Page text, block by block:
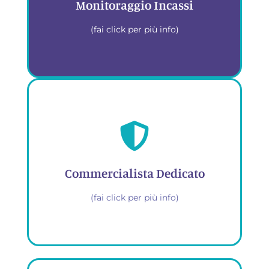
Monitoraggio Incassi
(fai click per più info)
Tieni traccia di entrate, tasse e
pagamenti con dashboard
intuitive
Commercialista Dedicato
(fai click per più info)